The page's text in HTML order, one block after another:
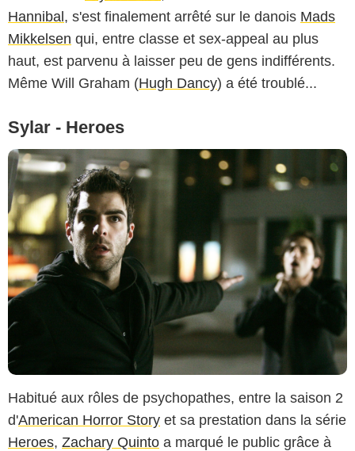
Hannibal, s'est finalement arrêté sur le danois Mads
Mikkelsen qui, entre classe et sex-appeal au plus
haut, est parvenu à laisser peu de gens indifférents.
Même Will Graham (Hugh Dancy) a été troublé...
Sylar - Heroes
Habitué aux rôles de psychopathes, entre la saison 2
d'American Horror Story et sa prestation dans la série
Heroes, Zachary Quinto a marqué le public grâce à